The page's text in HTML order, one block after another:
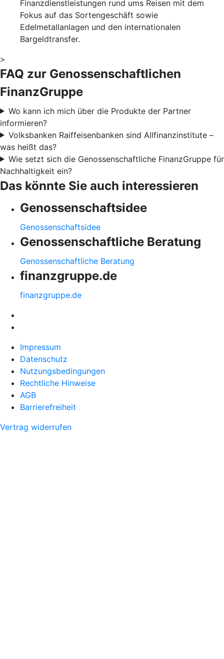
Finanzdienstleistungen rund ums Reisen mit dem
Fokus auf das Sortengeschäft sowie
Edelmetallanlagen und den internationalen
Bargeldtransfer.
>
FAQ zur Genossenschaftlichen
FinanzGruppe
Wo kann ich mich über die Produkte der Partner
informieren?
Volksbanken Raiffeisenbanken sind Allfinanzinstitute –
was heißt das?
Wie setzt sich die Genossenschaftliche FinanzGruppe für
Nachhaltigkeit ein?
Das könnte Sie auch interessieren
Genossenschaftsidee
Genossenschaftsidee
Genossenschaftliche Beratung
Genossenschaftliche Beratung
finanzgruppe.de
finanzgruppe.de
Impressum
Datenschutz
Nutzungsbedingungen
Rechtliche Hinweise
AGB
Barrierefreiheit
Vertrag widerrufen